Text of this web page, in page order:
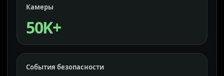
Камеры
50K+
События безопасности